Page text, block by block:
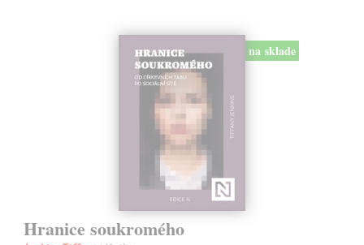
na sklade
Hranice soukromého